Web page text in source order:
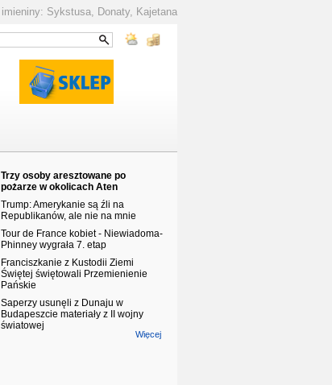
imieniny: Sykstusa, Donaty, Kajetana
Trzy osoby aresztowane po
pożarze w okolicach Aten
Trump: Amerykanie są źli na
Republikanów, ale nie na mnie
Tour de France kobiet - Niewiadoma-
Phinney wygrała 7. etap
Franciszkanie z Kustodii Ziemi
Świętej świętowali Przemienienie
Pańskie
Saperzy usunęli z Dunaju w
Budapeszcie materiały z II wojny
światowej
Więcej